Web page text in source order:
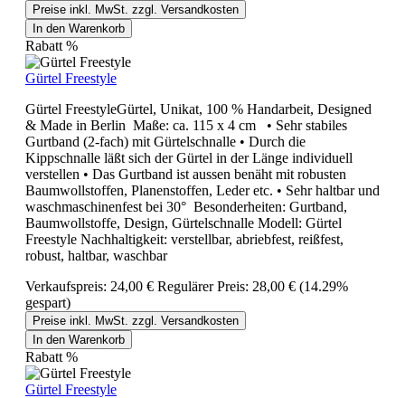
Preise inkl. MwSt. zzgl. Versandkosten
In den Warenkorb
Rabatt %
Gürtel Freestyle
Gürtel FreestyleGürtel, Unikat, 100 % Handarbeit, Designed
& Made in Berlin Maße: ca. 115 x 4 cm • Sehr stabiles
Gurtband (2-fach) mit Gürtelschnalle • Durch die
Kippschnalle läßt sich der Gürtel in der Länge individuell
verstellen • Das Gurtband ist aussen benäht mit robusten
Baumwollstoffen, Planenstoffen, Leder etc. • Sehr haltbar und
waschmaschinenfest bei 30° Besonderheiten: Gurtband,
Baumwollstoffe, Design, Gürtelschnalle Modell: Gürtel
Freestyle Nachhaltigkeit: verstellbar, abriebfest, reißfest,
robust, haltbar, waschbar
Verkaufspreis: 24,00 € Regulärer Preis: 28,00 € (14.29%
gespart)
Preise inkl. MwSt. zzgl. Versandkosten
In den Warenkorb
Rabatt %
Gürtel Freestyle